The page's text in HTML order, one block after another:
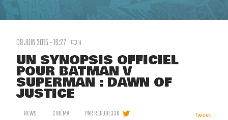
09 JUIN 2015 - 16:27 11
UN SYNOPSIS OFFICIEL
POUR BATMAN V
SUPERMAN : DAWN OF
JUSTICE
NEWS CINÉMA PARREPUBL33K Tweet